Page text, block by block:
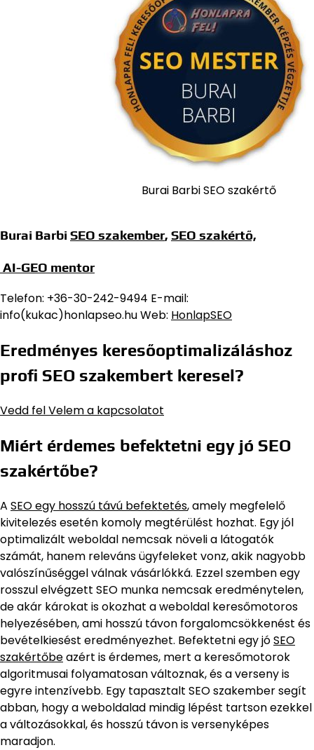
Burai Barbi SEO szakértő
Burai Barbi SEO szakember, SEO szakértő,
AI-GEO mentor
Telefon: +36-30-242-9494 E-mail:
info(kukac)honlapseo.hu Web: HonlapSEO
Eredményes keresőoptimalizáláshoz
profi SEO szakembert keresel?
Vedd fel Velem a kapcsolatot
Miért érdemes befektetni egy jó SEO
szakértőbe?
A SEO egy hosszú távú befektetés, amely megfelelő
kivitelezés esetén komoly megtérülést hozhat. Egy jól
optimalizált weboldal nemcsak növeli a látogatók
számát, hanem releváns ügyfeleket vonz, akik nagyobb
valószínűséggel válnak vásárlókká. Ezzel szemben egy
rosszul elvégzett SEO munka nemcsak eredménytelen,
de akár károkat is okozhat a weboldal keresőmotoros
helyezésében, ami hosszú távon forgalomcsökkenést és
bevételkiesést eredményezhet. Befektetni egy jóSEO
szakértőbeazért is érdemes, mert a keresőmotorok
algoritmusai folyamatosan változnak, és a verseny is
egyre intenzívebb. Egy tapasztalt SEO szakember segít
abban, hogy a weboldalad mindig lépést tartson ezekkel
a változásokkal, és hosszú távon is versenyképes
maradjon.